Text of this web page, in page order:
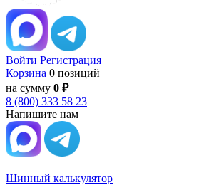
Войти Регистрация
Корзина 0 позиций
на сумму 0 ₽
8 (800) 333 58 23
Напишите нам
Шинный калькулятор